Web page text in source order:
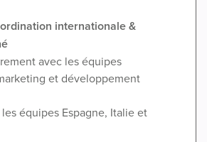
internationale &
avec les équipes
et développement
équipes Espagne, Italie et